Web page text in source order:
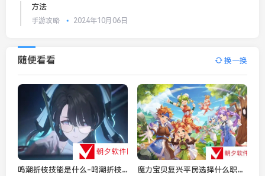
方法
手游攻略 2024年10月06日
随便看看 换一换
鸣潮折枝技能是什么-鸣潮折枝技能是什么 魔力宝贝复兴平民选择什么职业 魔力宝贝复兴平民职业推荐2024